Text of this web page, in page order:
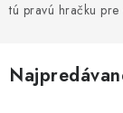
ŠPORT
tú pravú hračku pre